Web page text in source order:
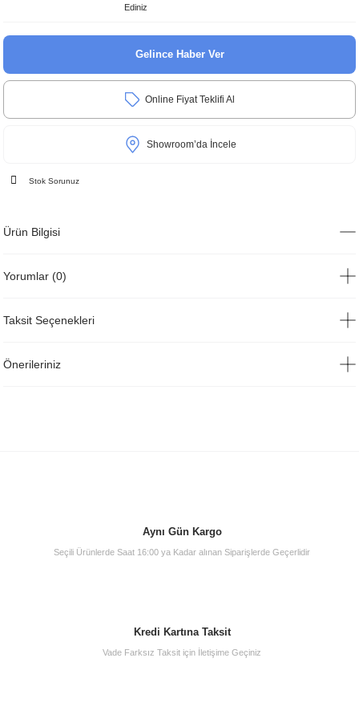
Ediniz
Gelince Haber Ver
Online Fiyat Teklifi Al
Showroom’da İncele
Stok Sorunuz
Ürün Bilgisi
Yorumlar (0)
Taksit Seçenekleri
Önerileriniz
Aynı Gün Kargo
Seçili Ürünlerde Saat 16:00 ya Kadar alınan Siparişlerde Geçerlidir
Kredi Kartına Taksit
Vade Farksız Taksit için İletişime Geçiniz